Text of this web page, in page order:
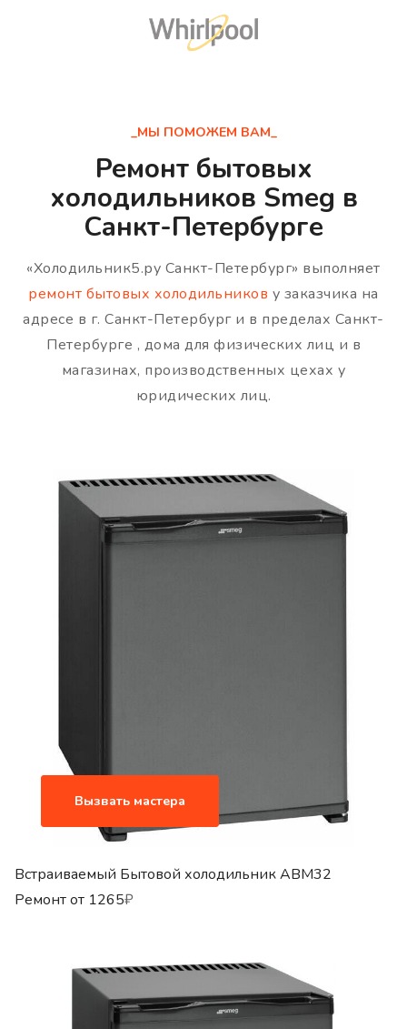
_МЫ ПОМОЖЕМ ВАМ_
Ремонт бытовых
холодильников Smeg в
Санкт-Петербурге
«Холодильник5.ру Санкт-Петербург» выполняет
ремонт бытовых холодильников у заказчика на
адресе в г. Санкт-Петербург и в пределах Санкт-
Петербурге , дома для физических лиц и в
магазинах, производственных цехах у
юридических лиц.
Вызвать мастера
Встраиваемый Бытовой холодильник ABM32
Ремонт от 1265₽